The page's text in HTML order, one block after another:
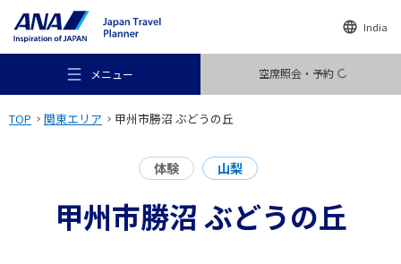
India
メニュー 空席照会・予約
おすすめの旅
TOP 関東エリア 甲州市勝沼 ぶどうの丘
体験 山梨
甲州市勝沼 ぶどうの丘